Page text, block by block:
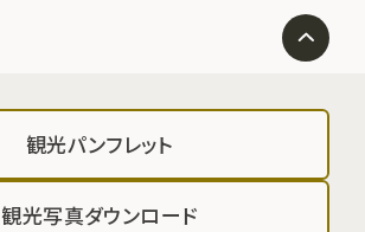
観光パンフレット
観光写真ダウンロード